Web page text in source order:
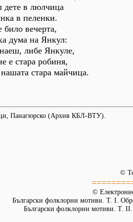
дете в люлчица
в пеленки.
било вечерта,
дума на Янкул:
либе Янкуле,
е стара робиня,
стара майчица.
Панагюрско (Архив КБЛ-ВТУ).
©
©
Български фолклорни мотиви. Т. І.
Български фолклорни мотиви. Т.